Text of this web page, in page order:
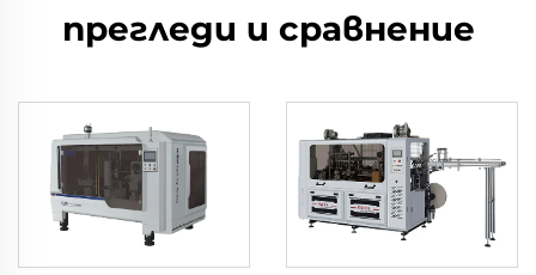
прегледи и сравнение